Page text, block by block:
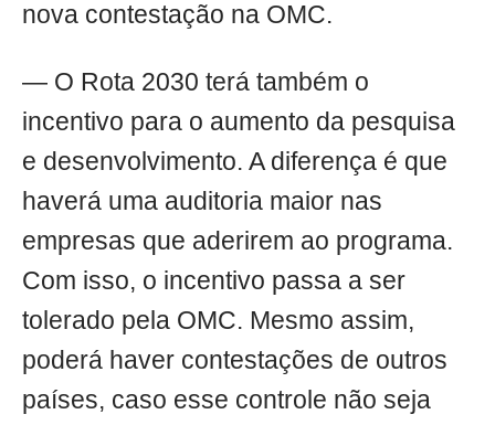
nova contestação na OMC.
— O Rota 2030 terá também o
incentivo para o aumento da pesquisa
e desenvolvimento. A diferença é que
haverá uma auditoria maior nas
empresas que aderirem ao programa.
Com isso, o incentivo passa a ser
tolerado pela OMC. Mesmo assim,
poderá haver contestações de outros
países, caso esse controle não seja